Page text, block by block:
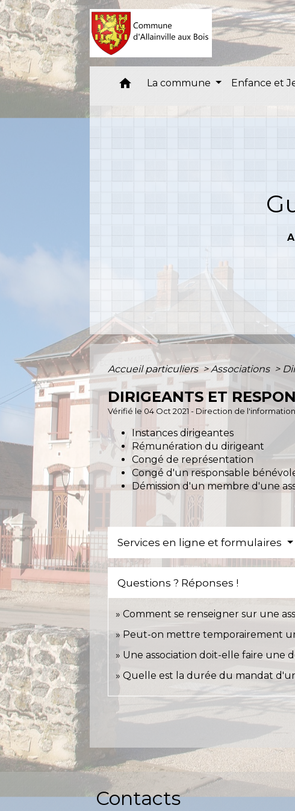
home La commune Enfance et
Accueil particuliers> Associations >
DIRIGEANTS ET
Vérifié le 04 Oct 2021 - Direction de
Instances dirigeantes
Rémunération du dirigeant
Congé de représentation
Congé d'un responsable
Démission d'un membre d'une
Services en ligne et formulaires
Questions ? Réponses !
Comment se renseigner sur une
Peut-on mettre temporairement
Une association doit-elle faire une
Quelle est la durée du mandat
Contacts